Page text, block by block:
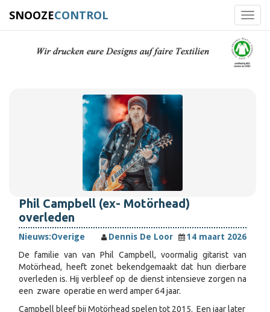
SNOOZECONTROL
Phil Campbell (ex- Motörhead)
overleden
Nieuws:Overige Dennis De Loor
14 maart 2026
De familie van van Phil Campbell, voormalig gitarist van
Motörhead, heeft zonet bekendgemaakt dat hun dierbare
overleden is. Hij verbleef op de dienst intensieve zorgen na
een zware operatie en werd amper 64 jaar.
Campbell bleef bij Motörhead spelen tot 2015. Een jaar later